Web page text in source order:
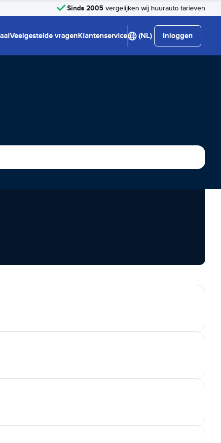
Sinds 2005 vergelijken wij huurauto tarieven
Veelgestelde vragenKlantenservice (NL) Inloggen